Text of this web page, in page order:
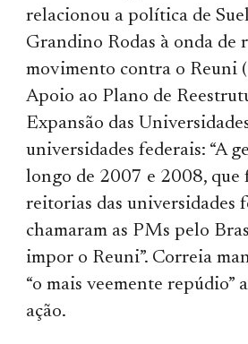
relacionou a política de
Grandino Rodas à onda de
movimento contra o Reuni
Apoio ao Plano de
Expansão das
universidades federais: “A
longo de 2007 e 2008, que
reitorias das universidades
chamaram as PMs pelo
impor o Reuni”. Correia
“o mais veemente repúdio”
ação.